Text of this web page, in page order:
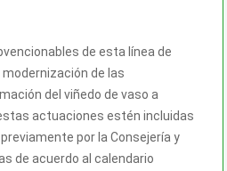
de esta línea de
de las
del viñedo de vaso a
actuaciones estén incluidas
por la Consejería y
de acuerdo al calendario